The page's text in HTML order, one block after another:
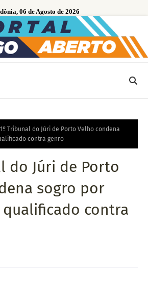
06 de Agosto de 2026
1º Tribunal do Júri de Porto Velho condena
contra genro
do Júri de Porto
sogro por
contra